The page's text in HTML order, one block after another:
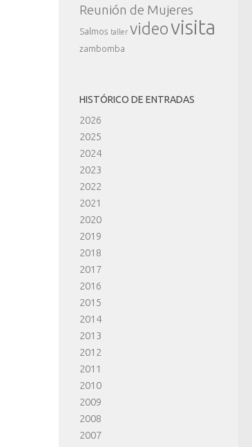
Reunión de Mujeres
Salmos taller videovisita
zambomba
HISTÓRICO DE ENTRADAS
2026
2025
2024
2023
2022
2021
2020
2019
2018
2017
2016
2015
2014
2013
2012
2011
2010
2009
2008
2007